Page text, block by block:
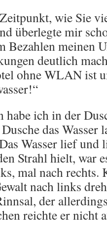
wie Sie
überlegte mir
Bezahlen meinen
deutlich
ohne WLAN ist
habe ich in der
das Wasser
Wasser lief und
Strahl hielt, war
mal nach rechts.
nach links
der
reichte er nicht